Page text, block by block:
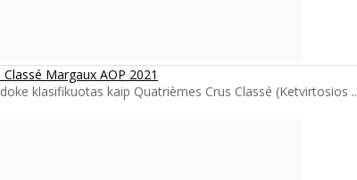
Margaux AOP 2021
klasifikuotas kaip Quatrièmes Crus Classé (Ketvirtosios ..